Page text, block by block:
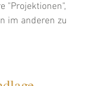
"Projektionen",
im anderen zu